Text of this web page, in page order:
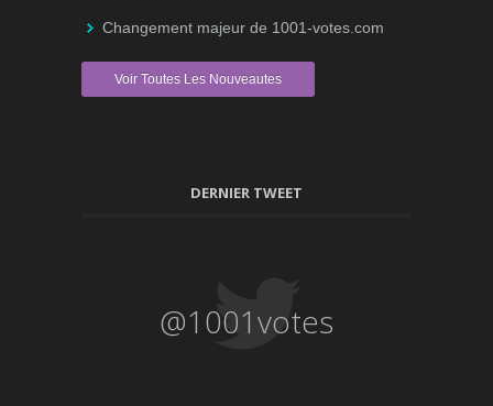
Changement majeur de 1001-votes.com
Voir Toutes Les Nouveautes
DERNIER TWEET
@1001votes